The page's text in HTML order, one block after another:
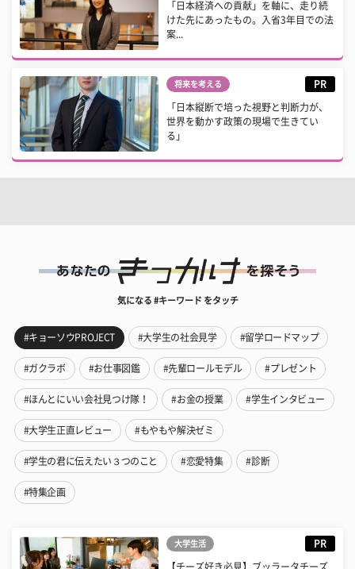
「日本経済への貢献」を軸に、走り続
けた先にあったもの。入省3年目での法
案...
将来を考える PR
「日本縦断で培った視野と判断力が、
世界を動かす政策の現場で生きてい
る」
気になる #キーワード をタッチ
#キョーソウPROJECT #大学生の社会見学 #留学ロードマップ
#ガクラボ #お仕事図鑑 #先輩ロールモデル #プレゼント
#ほんとにいい会社見つけ隊！ #お金の授業 #学生インタビュー
#大学生正直レビュー #もやもや解決ゼミ
#学生の君に伝えたい３つのこと #恋愛特集 #診断
#特集企画
大学生活 PR
【チーズ好き必見】ブッラータチーズ